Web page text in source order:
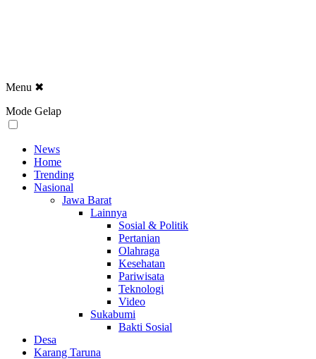
Menu ✖
Mode Gelap
News
Home
Trending
Nasional
Jawa Barat
Lainnya
Sosial & Politik
Pertanian
Olahraga
Kesehatan
Pariwisata
Teknologi
Video
Sukabumi
Bakti Sosial
Desa
Karang Taruna